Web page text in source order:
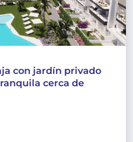
con jardín privado
cerca de